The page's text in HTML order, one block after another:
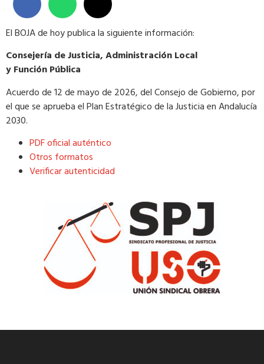
El BOJA de hoy publica la siguiente información:
Consejería de Justicia, Administración Local
y Función Pública
Acuerdo de 12 de mayo de 2026, del Consejo de Gobierno, por
el que se aprueba el Plan Estratégico de la Justicia en Andalucía
2030.
PDF oficial auténtico
Otros formatos
Verificar autenticidad